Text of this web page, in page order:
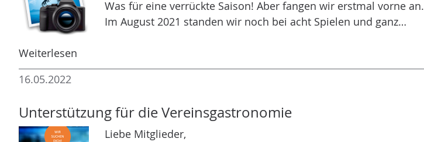
Was für eine verrückte Saison! Aber fangen wir erstmal vorne an.
Im August 2021 standen wir noch bei acht Spielen und ganz…
Weiterlesen
16.05.2022
Unterstützung für die Vereinsgastronomie
Liebe Mitglieder,